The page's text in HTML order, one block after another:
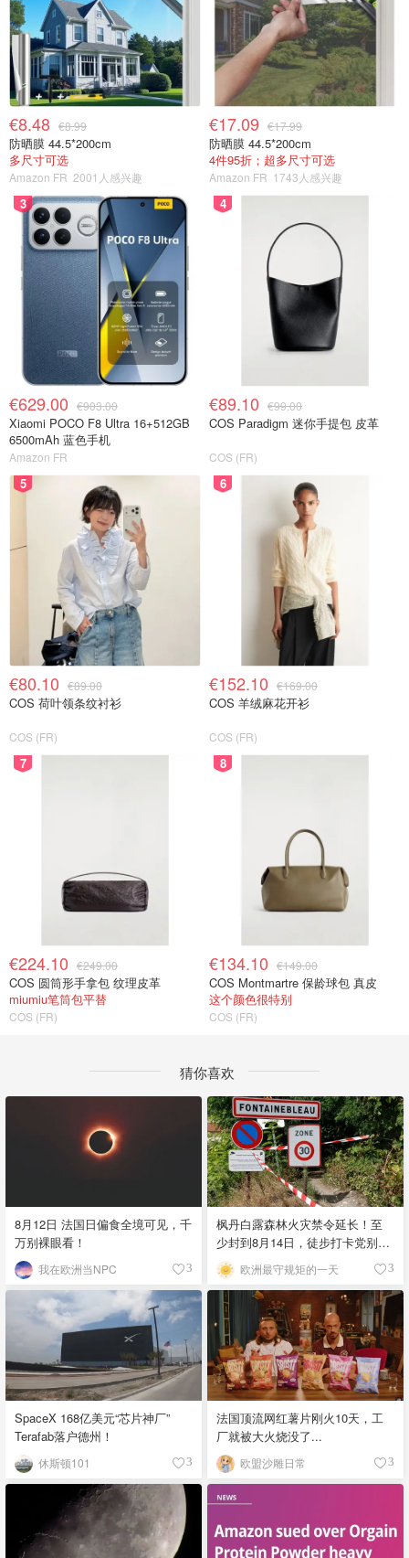
€8.48 €8.99
防晒膜 44.5*200cm
多尺寸可选
Amazon FR 2001人感兴趣
€17.09 €17.99
防晒膜 44.5*200cm
4件95折；超多尺寸可选
Amazon FR 1743人感兴趣
3
€629.00 €903.00
Xiaomi POCO F8 Ultra 16+512GB
6500mAh 蓝色手机
Amazon FR
4
€89.10 €99.00
COS Paradigm 迷你手提包 皮革
COS (FR)
5
€80.10 €89.00
COS 荷叶领条纹衬衫
COS (FR)
6
€152.10 €169.00
COS 羊绒麻花开衫
COS (FR)
7
€224.10 €249.00
COS 圆筒形手拿包 纹理皮革
miumiu笔筒包平替
COS (FR)
8
€134.10 €149.00
COS Montmartre 保龄球包 真皮
这个颜色很特别
COS (FR)
猜你喜欢
8月12日 法国日偏食全境可见，千
万别裸眼看！
我在欧洲当NPC 3
枫丹白露森林火灾禁令延长！至
少封到8月14日，徒步打卡党别空
跑！ 欧洲最守规矩的一天 3
SpaceX 168亿美元“芯片神厂”
Terafab落户德州！
休斯顿101 3
法国顶流网红薯片刚火10天，工
厂就被大火烧没了...
欧盟沙雕日常 3